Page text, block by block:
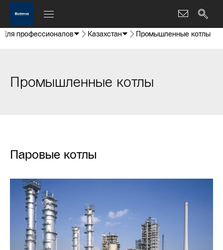
Для профессионалов Казахстан Промышленные котлы
Промышленные котлы
Паровые котлы